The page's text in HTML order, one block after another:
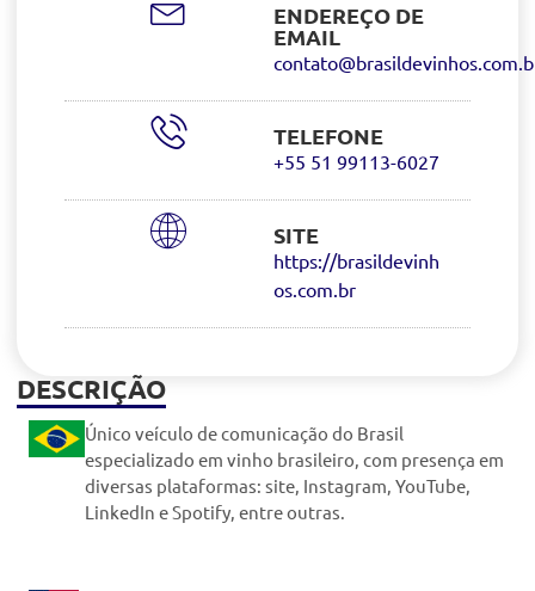
ENDEREÇO DE
EMAIL
TELEFONE
+55 51 99113-6027
SITE
https://brasildevinh
os.com.br
DESCRIÇÃO
Único veículo de comunicação do Brasil
especializado em vinho brasileiro, com presença em
diversas plataformas: site, Instagram, YouTube,
LinkedIn e Spotify, entre outras.